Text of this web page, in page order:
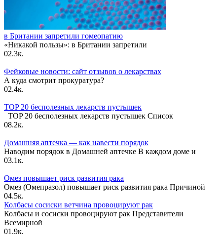
в Британии запретили гомеопатию
«Никакой пользы»: в Британии запретили
02.3к.
Фейковые новости: сайт отзывов о лекарствах
А куда смотрит прокуратура?
02.4к.
TOP 20 бесполезных лекарств пустышек
TOP 20 бесполезных лекарств пустышек Список
08.2к.
Домашняя аптечка — как навести порядок
Наводим порядок в Домашней аптечке В каждом доме и
03.1к.
Омез повышает риск развития рака
Омез (Омепразол) повышает риск развития рака Причиной
04.5к.
Колбасы сосиски ветчина провоцируют рак
Колбасы и сосиски провоцируют рак Представители
Всемирной
01.9к.